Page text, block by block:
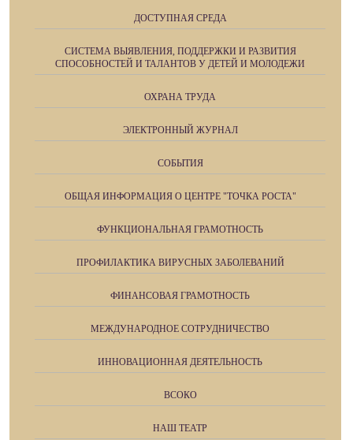
ДОСТУПНАЯ СРЕДА
СИСТЕМА ВЫЯВЛЕНИЯ, ПОДДЕРЖКИ И РАЗВИТИЯ
СПОСОБНОСТЕЙ И ТАЛАНТОВ У ДЕТЕЙ И МОЛОДЕЖИ
ОХРАНА ТРУДА
ЭЛЕКТРОННЫЙ ЖУРНАЛ
СОБЫТИЯ
ОБЩАЯ ИНФОРМАЦИЯ О ЦЕНТРЕ "ТОЧКА РОСТА"
ФУНКЦИОНАЛЬНАЯ ГРАМОТНОСТЬ
ПРОФИЛАКТИКА ВИРУСНЫХ ЗАБОЛЕВАНИЙ
ФИНАНСОВАЯ ГРАМОТНОСТЬ
МЕЖДУНАРОДНОЕ СОТРУДНИЧЕСТВО
ИННОВАЦИОННАЯ ДЕЯТЕЛЬНОСТЬ
ВСОКО
НАШ ТЕАТР